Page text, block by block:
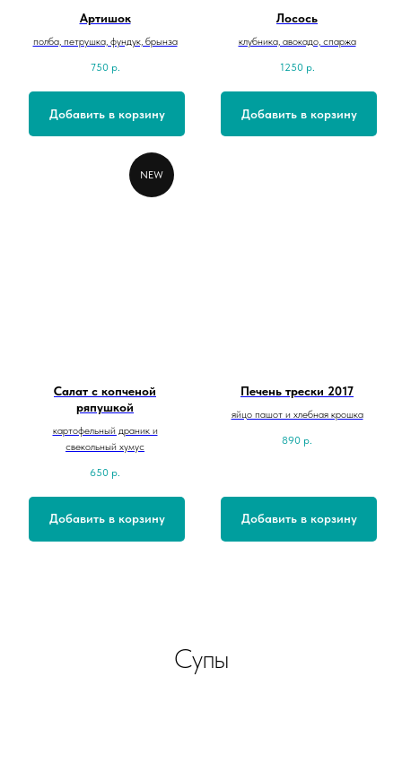
Артишок
полба, петрушка, фундук, брынза
750 р.
Добавить в корзину
Лосось
клубника, авокадо, спаржа
1250 р.
Добавить в корзину
NEW
Салат с копченой
ряпушкой
картофельный драник и
свекольный хумус
650 р.
Добавить в корзину
Печень трески 2017
яйцо пашот и хлебная крошка
890 р.
Добавить в корзину
Супы